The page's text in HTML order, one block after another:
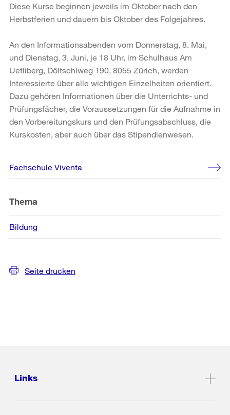
Diese Kurse beginnen jeweils im Oktober nach den
Herbstferien und dauern bis Oktober des Folgejahres.
An den Informationsabenden vom Donnerstag, 8. Mai,
und Dienstag, 3. Juni, je 18 Uhr, im Schulhaus Am
Uetliberg, Döltschiweg 190, 8055 Zürich, werden
Interessierte über alle wichtigen Einzelheiten orientiert.
Dazu gehören Informationen über die Unterrichts- und
Prüfungsfächer, die Voraussetzungen für die Aufnahme in
den Vorbereitungskurs und den Prüfungsabschluss, die
Kurskosten, aber auch über das Stipendienwesen.
Weitere
Informationen
Fachschule Viventa
Thema
Bildung
Seite drucken
Links